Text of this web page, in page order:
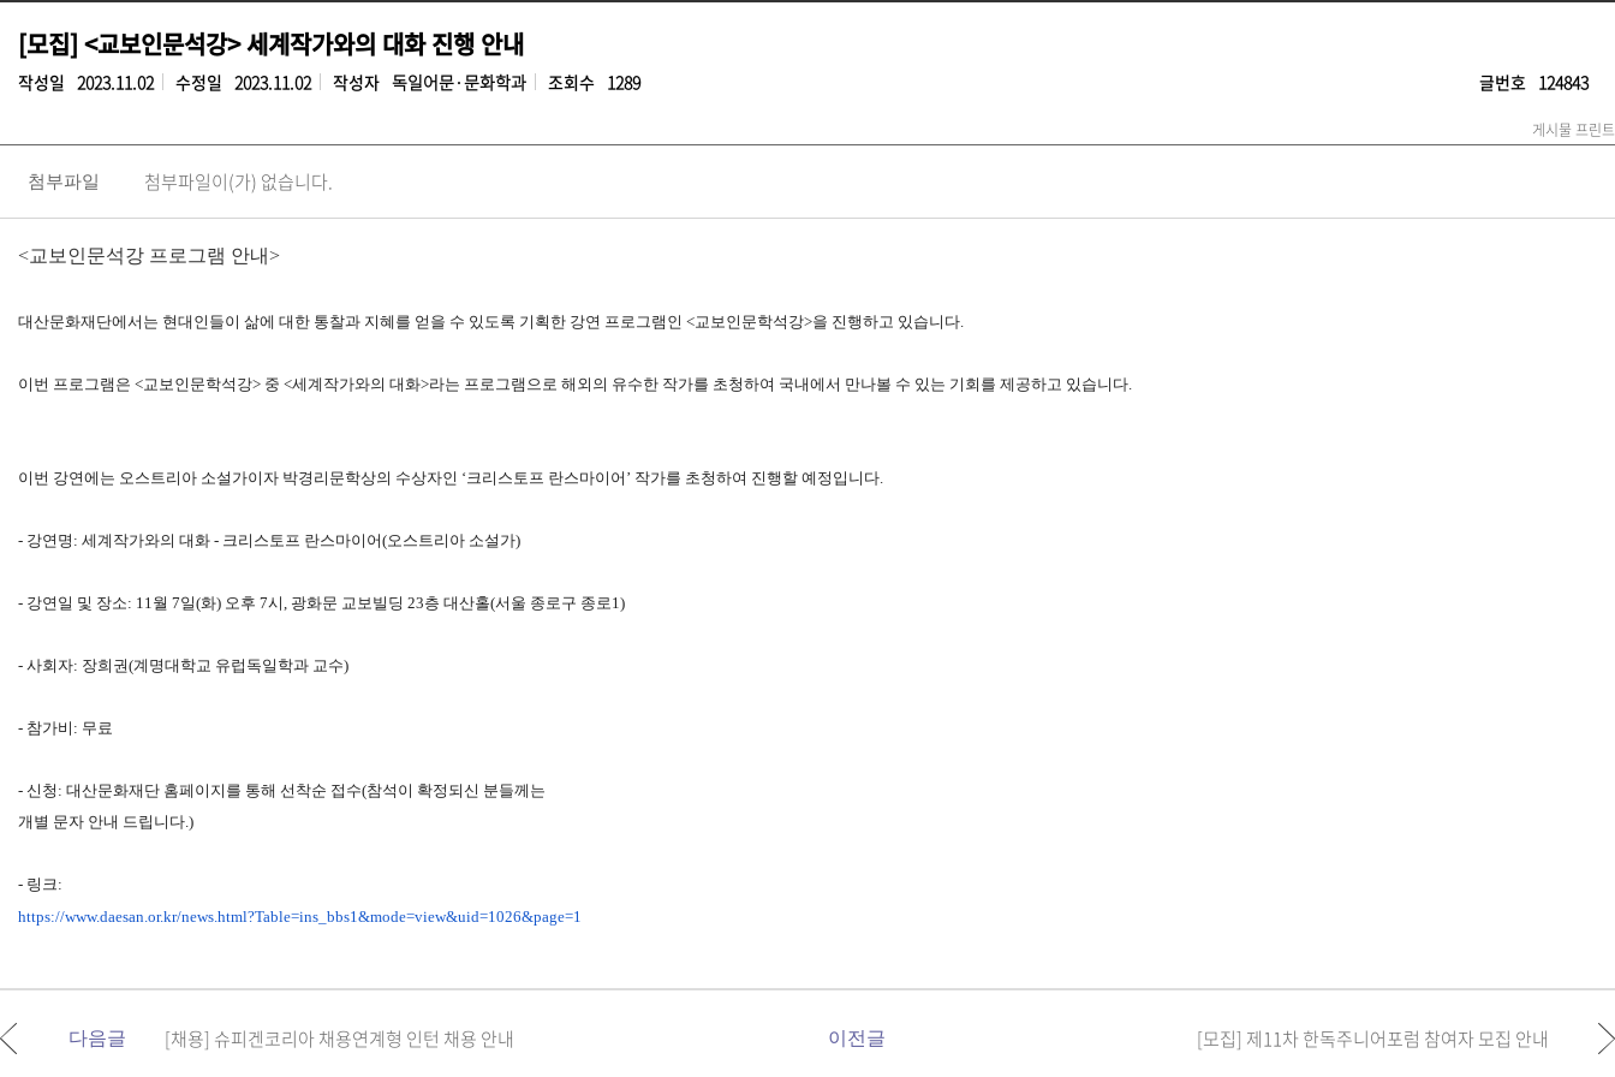
[모집] <교보인문석강> 세계작가와의 대화 진행 안내
작성일 2023.11.02 수정일 2023.11.02 작성자 독일어문·문화학과 조회수 1289 글번호 124843
게시물 프린트
첨부파일 첨부파일이(가) 없습니다.
<교보인문석강 프로그램 안내>
대산문화재단에서는 현대인들이 삶에 대한 통찰과 지혜를 얻을 수 있도록 기획한 강연 프로그램인 <교보인문학석강>을 진행하고 있습니다.
이번 프로그램은 <교보인문학석강> 중 <세계작가와의 대화>라는 프로그램으로 해외의 유수한 작가를 초청하여 국내에서 만나볼 수 있는 기회를 제공하고 있습니다.
이번 강연에는 오스트리아 소설가이자 박경리문학상의 수상자인 ‘크리스토프 란스마이어’ 작가를 초청하여 진행할 예정입니다.
- 강연명: 세계작가와의 대화 - 크리스토프 란스마이어(오스트리아 소설가)
- 강연일 및 장소: 11월 7일(화) 오후 7시, 광화문 교보빌딩 23층 대산홀(서울 종로구 종로1)
- 사회자: 장희권(계명대학교 유럽독일학과 교수)
- 참가비: 무료
- 신청: 대산문화재단 홈페이지를 통해 선착순 접수(참석이 확정되신 분들께는
개별 문자 안내 드립니다.)
- 링크:
https://www.daesan.or.kr/news.html?Table=ins_bbs1&mode=view&uid=1026&page=1
다음글 [채용] 슈피겐코리아 채용연계형 인턴 채용 안내 이전글 [모집] 제11차 한독주니어포럼 참여자 모집 안내